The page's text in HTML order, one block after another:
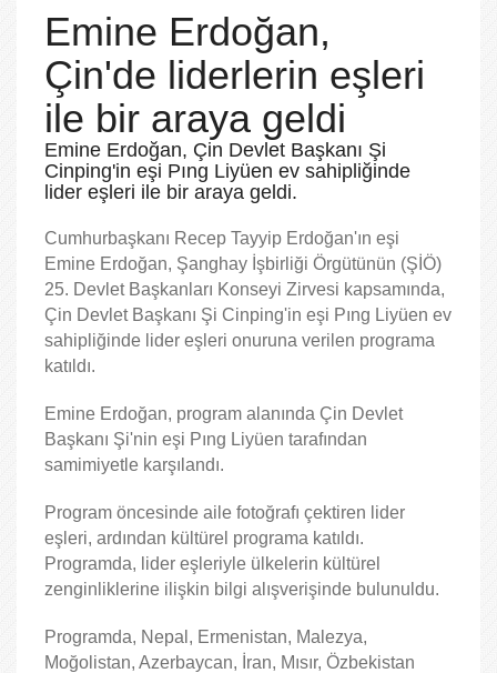
Emine Erdoğan,
Çin'de liderlerin eşleri
ile bir araya geldi
Emine Erdoğan, Çin Devlet Başkanı Şi
Cinping'in eşi Pıng Liyüen ev sahipliğinde
lider eşleri ile bir araya geldi.
Cumhurbaşkanı Recep Tayyip Erdoğan'ın eşi
Emine Erdoğan, Şanghay İşbirliği Örgütünün (ŞİÖ)
25. Devlet Başkanları Konseyi Zirvesi kapsamında,
Çin Devlet Başkanı Şi Cinping'in eşi Pıng Liyüen ev
sahipliğinde lider eşleri onuruna verilen programa
katıldı.
Emine Erdoğan, program alanında Çin Devlet
Başkanı Şi'nin eşi Pıng Liyüen tarafından
samimiyetle karşılandı.
Program öncesinde aile fotoğrafı çektiren lider
eşleri, ardından kültürel programa katıldı.
Programda, lider eşleriyle ülkelerin kültürel
zenginliklerine ilişkin bilgi alışverişinde bulunuldu.
Programda, Nepal, Ermenistan, Malezya,
Moğolistan, Azerbaycan, İran, Mısır, Özbekistan